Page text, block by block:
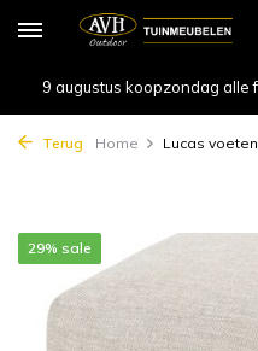
9 augustus koopzondag alle
Terug Home Lucas
29% sale